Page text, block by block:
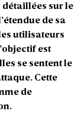
sur le
de sa
utilisateurs
est
se sentent le
Cette
de